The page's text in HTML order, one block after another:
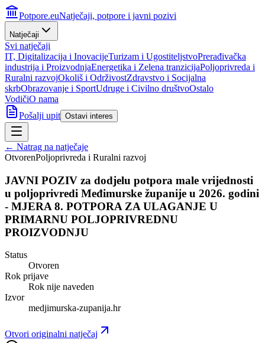
Potpore.euNatječaji, potpore i javni pozivi
Natječaji
Svi natječaji
IT, Digitalizacija i InovacijeTurizam i UgostiteljstvoPrerađivačka
industrija i ProizvodnjaEnergetika i Zelena tranzicijaPoljoprivreda i
Ruralni razvojOkoliš i OdrživostZdravstvo i Socijalna
skrbObrazovanje i SportUdruge i Civilno društvoOstalo
VodičiO nama
Pošalji upit Ostavi interes
← Natrag na natječaje
OtvorenPoljoprivreda i Ruralni razvoj
JAVNI POZIV za dodjelu potpora male vrijednosti
u poljoprivredi Međimurske županije u 2026. godini
- MJERA 8. POTPORA ZA ULAGANJE U
PRIMARNU POLJOPRIVREDNU
PROIZVODNJU
Status
Otvoren
Rok prijave
Rok nije naveden
Izvor
medjimurska-zupanija.hr
Otvori originalni natječaj